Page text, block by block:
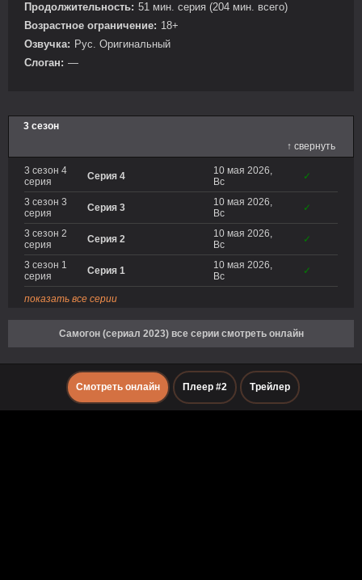
Продолжительность: 51 мин. серия (204 мин. всего)
Возрастное ограничение: 18+
Озвучка: Рус. Оригинальный
Слоган: —
3 сезон
↑ свернуть
3 сезон 4
серия
Серия 4
10 мая 2026,
Вс
✓
3 сезон 3
серия
Серия 3
10 мая 2026,
Вс
✓
3 сезон 2
серия
Серия 2
10 мая 2026,
Вс
✓
3 сезон 1
серия
Серия 1
10 мая 2026,
Вс
✓
показать все серии
Самогон (сериал 2023) все серии смотреть онлайн
Смотреть онлайн Плеер #2 Трейлер